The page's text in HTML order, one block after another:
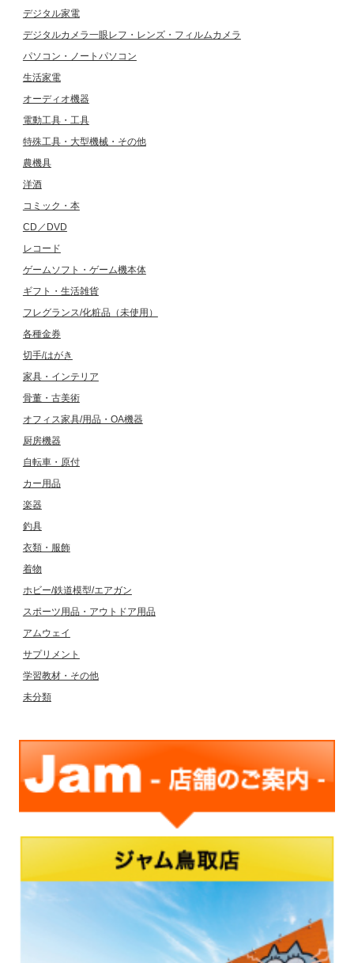
デジタル家電
デジタルカメラ一眼レフ・レンズ・フィルムカメラ
パソコン・ノートパソコン
生活家電
オーディオ機器
電動工具・工具
特殊工具・大型機械・その他
農機具
洋酒
コミック・本
CD／DVD
レコード
ゲームソフト・ゲーム機本体
ギフト・生活雑貨
フレグランス/化粧品（未使用）
各種金券
切手/はがき
家具・インテリア
骨董・古美術
オフィス家具/用品・OA機器
厨房機器
自転車・原付
カー用品
楽器
釣具
衣類・服飾
着物
ホビー/鉄道模型/エアガン
スポーツ用品・アウトドア用品
アムウェイ
サプリメント
学習教材・その他
未分類